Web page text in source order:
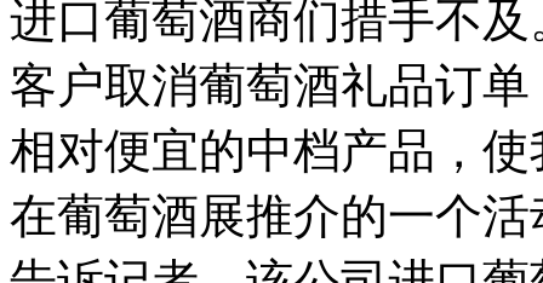
进口葡萄酒商们措手不
客户取消葡萄酒礼品订单
相对便宜的中档产品，
在葡萄酒展推介的一个